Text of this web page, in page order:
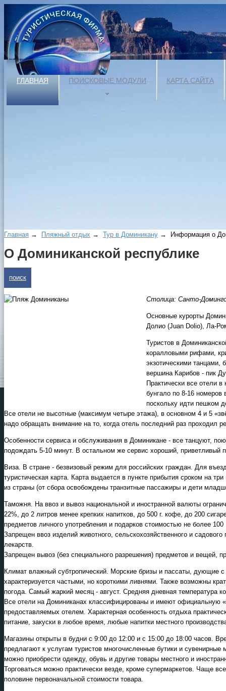
ГЛАВНАЯ ПОИСКОВЫЕ МОДУЛИ КАРТА САЙТА
Главная → Пляжный отдых → Тур в Доминикану → Инфopмaция o
О Доминиканской республике
поиск
Столица: Санто-
Основные курорты
Долио (Juan Dolio), Ла-
Туристов в
коралловыми рифами,
экзотическими танцами,
вершина Карибов - пик
Практически все отели
бунгало по 8-16 номеров
поскольку идти пешком
Все отели не высотные (максимум четыре этажа), в основном 4 и 5
надо обращать внимание на то, когда отель последний раз проходил
Особенности сервиса и обслуживания в Доминикане - все танцуют,
подождать 5-10 минут. В остальном же сервис хороший, приветливый
Виза. В стране - безвизовый режим для российских граждан. Для
туристическая карта. Карта выдается в пункте прибытия сроком на
из страны (от сбора освобождены транзитные пассажиры и дети
Таможня. На ввоз и вывоз национальной и иностранной валюты
22%, до 2 литров менее крепких напитков, до 500 г. кофе, до 200
предметов личного употребления и подарков стоимостью не более 100
Запрещен ввоз изделий животного, сельскохозяйственного и
лекарств.
Запрещен вывоз (без специального разрешения) предметов и вещей,
Климат влажный субтропический. Морские бризы и пассаты, дующие
характеризуется частыми, но короткими ливнями. Также возможны
погода. Самый жаркий месяц - август. Средняя дневная температура
Все отели на Доминиканах классифицированы и имеют официальную
предоставляемых отелем. Характерная особенность отдыха
питание, закуски в любое время, любые напитки местного
Магазины открыты в будни с 9:00 до 12:00 и с 15:00 до 18:00 часов.
предлагают к услугам туристов многочисленные бутики и
можно приобрести одежду, обувь и другие товары местного и
Торговаться можно практически везде, кроме супермаркетов. Чаще
половине первоначальной стоимости товара.